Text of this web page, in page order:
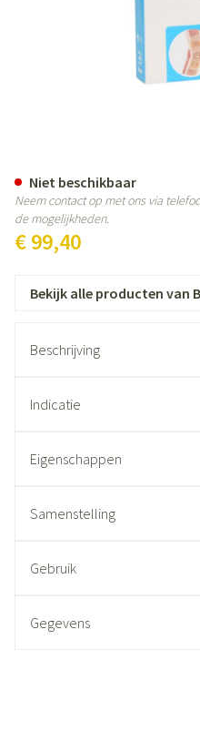
€ 99,40
Niet beschikbaar
Neem contact op met ons via
de mogelijkheden.
Bekijk alle producten van
Beschrijving
Indicatie
Eigenschappen
Samenstelling
Gebruik
Gegevens